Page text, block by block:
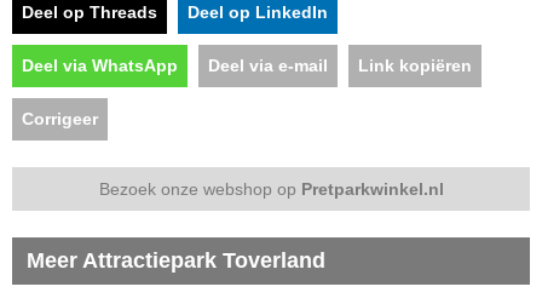
Deel op Threads Deel op LinkedIn
Deel via WhatsApp Deel via e-mail Link kopiëren
Corrigeer
Bezoek onze webshop op Pretparkwinkel.nl
Meer Attractiepark Toverland